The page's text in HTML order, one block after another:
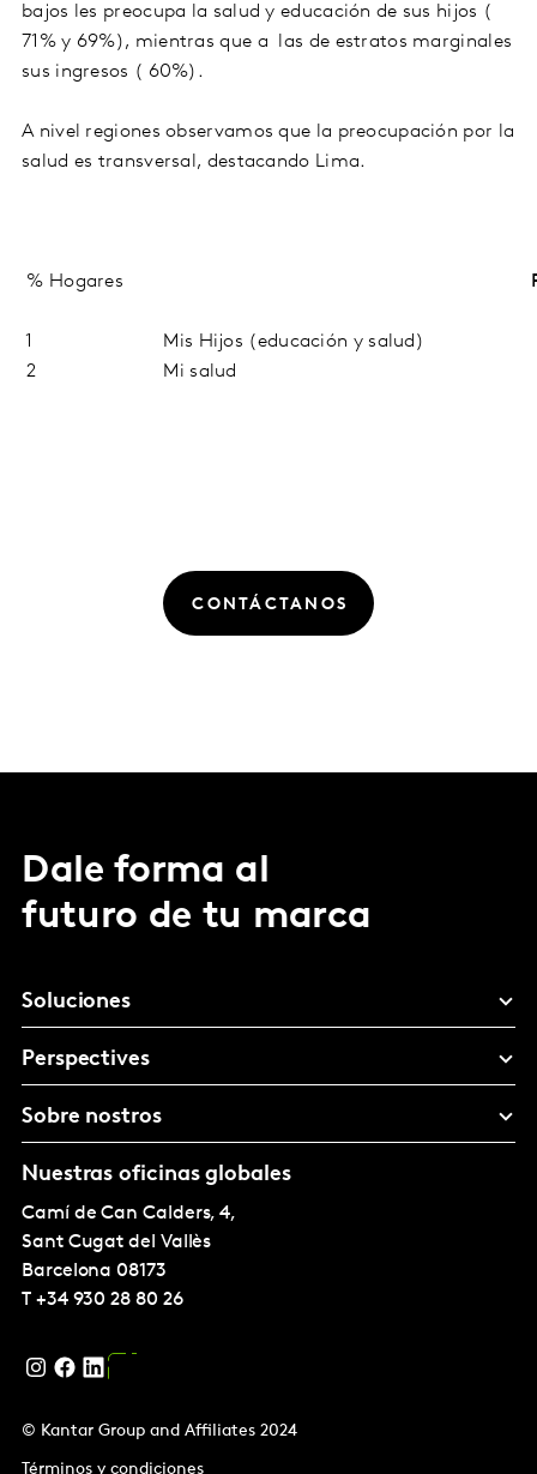
bajos les preocupa la salud y educación de sus hijos (
71% y 69%), mientras que a las de estratos marginales
sus ingresos ( 60%).
A nivel regiones observamos que la preocupación por la
salud es transversal, destacando Lima.
% Hogares
1
Mis Hijos (educación y salud)
2
Mi salud
CONTÁCTANOS
Dale forma al
futuro de tu marca
Soluciones
Perspectives
Sobre nostros
Nuestras oficinas globales
Camí de Can Calders, 4,
Sant Cugat del Vallès
Barcelona 08173
T +34 930 28 80 26
© Kantar Group and Affiliates 2024
Términos y condiciones